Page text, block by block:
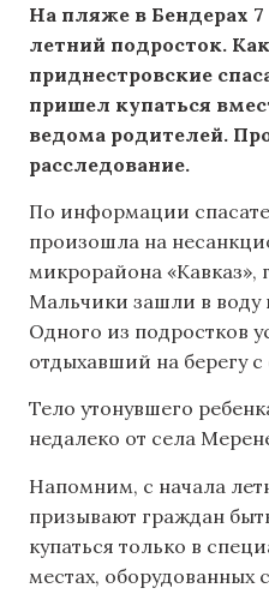
На пляже в Бендерах 7
летний подросток.
приднестровские
пришел купаться
ведома родителей.
расследование.
По информации
произошла на
микрорайона «Кавказ»,
Мальчики зашли в воду
Одного из подростков
отдыхавший на берегу с
Тело утонувшего
недалеко от села
Напомним, с начала
призывают граждан
купаться только в
местах, оборудованных